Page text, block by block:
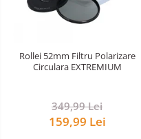
Rollei 52mm Filtru Polarizare
Circulara EXTREMIUM
349,99 Lei
159,99 Lei